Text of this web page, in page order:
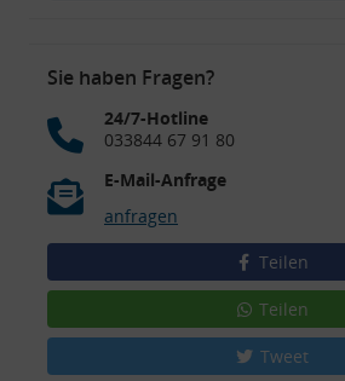
Sie haben Fragen?
24/7-Hotline
033844 67 91 80
E-Mail-Anfrage
anfragen
Teilen
Teilen
Tweet